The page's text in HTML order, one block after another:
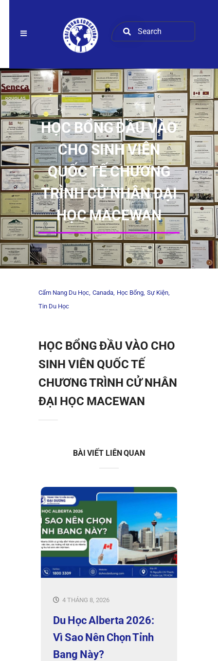
HỌC BỔNG ĐẦU VÀO
CHO SINH VIÊN
QUỐC TẾ CHƯƠNG
TRÌNH CỬ NHÂN ĐẠI
HỌC MACEWAN
Cẩm Nang Du Học Canada Học Bổng Sự Kiện
Tin Du Học
HỌC BỔNG ĐẦU VÀO CHO
SINH VIÊN QUỐC TẾ
CHƯƠNG TRÌNH CỬ NHÂN
ĐẠI HỌC MACEWAN
BÀI VIẾT LIÊN QUAN
4 THÁNG 8, 2026
Du Học Alberta 2026:
Vì Sao Nên Chọn Tỉnh
Bang Này?